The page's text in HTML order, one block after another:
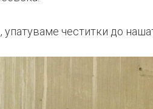
упатуваме честитки до